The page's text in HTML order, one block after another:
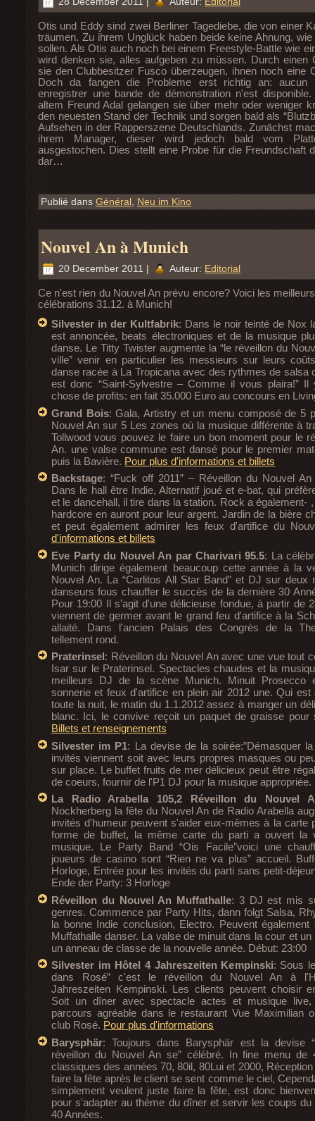
Otis und Eddy sind zwei Berliner Tagediebe, die von einer
träumen. Zu ihrem Unglück haben beide keine Ahnung,
sollen. Als Otis auch noch bei einem Freestyle-Battle wie
wird denken sie, alles aufgeben zu müssen. Durch einen
sie den Clubbesitzer Fusco überzeugen, ihnen noch eine
Doch da fangen die Probleme erst richtig an: aucun
enregistrer une bande de démonstration n'est
altem Freund Adal gelangen sie über mehr oder weniger
den neuesten Stand der Technik und sorgen bald als
Aufsehen in der Rapperszene Deutschlands. Zunächst
ihrem Manager, dieser wird jedoch bald vom
ausgestochen. Dies stellt eine Probe für die Freundschaft
dar…
Publié dans Général , Neu im Kino
Nouvel An à Munich
20 December 2011 | Auteur: Editorial
Ce n'est rien du Nouvel An prévu encore? Voici les
célébrations 31.12. à Munich!
Silvester in der Kultfabrik: Dans le noir teinté de Nox
est annoncée, beats électroniques et de la musique
danse. Le Titty Twister augmente la “le réveillon du
ville” venir en particulier les messieurs sur leurs
danse racée à La Tropicana avec des rythmes de salsa
est donc “Saint-Sylvestre – Comme il vous plaira!” Il
chose de profits: en fait 35.000 Euro au concours en
Grand Bois: Gala, Artistry et un menu composé de 5
Nouvel An sur 5 Les zones où la musique différente à
Tollwood vous pouvez le faire un bon moment pour le
An. une valse commune est dansé pour le premier
puis la Bavière. Pour plus d'informations et billets
Backstage: “Fuck off 2011” – Réveillon du Nouvel
Dans le hall être Indie, Alternatif joué et e-bat, qui
et le dancehall, il tire dans la station. Rock a également-
hardcore en auront pour leur argent. Jardin de la bière
et peut également admirer les feux d'artifice du
d'informations et billets
Eve Party du Nouvel An par Charivari 95.5: La
Munich dirige également beaucoup cette année à la
Nouvel An. La “Carlitos All Star Band” et DJ sur deux
danseurs fous chauffer le succès de la dernière 30
Pour 19:00 Il s'agit d'une délicieuse fondue, à partir de
viennent de germer avant le grand feu d'artifice à la
allaité. Dans l'ancien Palais des Congrès de la
tellement rond.
Praterinsel : Réveillon du Nouvel An avec une vue tout
Isar sur le Praterinsel. Spectacles chaudes et la
meilleurs DJ de la scène Munich. Minuit Prosecco
sonnerie et feux d'artifice en plein air 2012 une. Qui est
toute la nuit, le matin du 1.1.2012 assez à manger un
blanc. Ici, le convive reçoit un paquet de graisse pour
Billets et renseignements
Silvester im P1: La devise de la soirée:”Démasquer
invités viennent soit avec leurs propres masques ou
sur place. Le buffet fruits de mer délicieux peut être
de coeurs, fournir de l'P1 DJ pour la musique appropriée.
La Radio Arabella 105,2 Réveillon du Nouvel
Nockherberg la fête du Nouvel An de Radio Arabella
invités d'humeur peuvent s'aider eux-mêmes à la carte
forme de buffet, la même carte du parti a ouvert la
musique. Le Party Band “Ois Facile”voici une
joueurs de casino sont “Rien ne va plus” accueil.
Horloge, Entrée pour les invités du parti sans petit-
Ende der Party: 3 Horloge
Réveillon du Nouvel An Muffathalle: 3 DJ est mis
genres. Commence par Party Hits, dann folgt Salsa,
la bonne Indie conclusion, Electro. Peuvent
Muffathalle danser. La valse de minuit dans la cour et
un anneau de classe de la nouvelle année. Début: 23:00
Silvester im Hôtel 4 Jahreszeiten Kempinski: Sous
dans Rosé” c'est le réveillon du Nouvel An à
Jahreszeiten Kempinski. Les clients peuvent choisir
Soit un dîner avec spectacle actes et musique
parcours agréable dans le restaurant Vue Maximilian
club Rosé. Pour plus d'informations
Barysphär: Toujours dans Barysphär est la devise
réveillon du Nouvel An se” célébré. In fine menu de
classiques des années 70, 80il, 80Lui et 2000,
faire la fête après le client se sent comme le ciel,
simplement veulent juste faire la fête, est donc
pour s'adapter au thème du dîner et servir les coups
40 Années.